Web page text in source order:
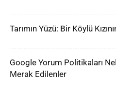
Tarımın Yüzü: Bir Köylü
Google Yorum Politikaları
Merak Edilenler